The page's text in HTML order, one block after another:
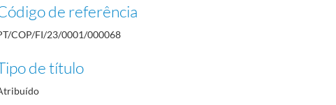
1984
de referência
COP/FI/23/0001/000068
de título